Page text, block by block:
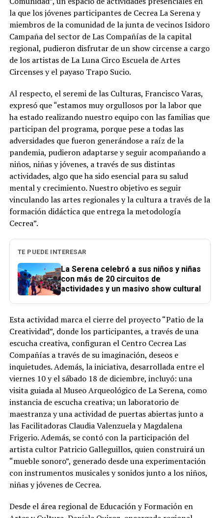
la que los jóvenes participantes de Cecrea La Serena y
miembros de la comunidad de la junta de vecinos Isidoro
Campaña del sector de Las Compañías de la capital
regional, pudieron disfrutar de un show circense a cargo
de los artistas de La Luna Circo Escuela de Artes
Circenses y el payaso Trapo Sucio.
Al respecto, el seremi de las Culturas, Francisco Varas,
expresó que “estamos muy orgullosos por la labor que
ha estado realizando nuestro equipo con las familias que
participan del programa, porque pese a todas las
adversidades que fueron generándose a raíz de la
pandemia, pudieron adaptarse y seguir acompañando a
niños, niñas y jóvenes, a través de sus distintas
actividades, algo que ha sido esencial para su salud
mental y crecimiento. Nuestro objetivo es seguir
vinculando las artes regionales y la cultura a través de la
formación didáctica que entrega la metodología
Cecrea”.
TE PUEDE INTERESAR
La Serena celebró a sus niños y niñas
con más de 20 circuitos de
actividades y un masivo show cultural
Esta actividad marca el cierre del proyecto “Patio de la
Creatividad”, donde los participantes, a través de una
escucha creativa, configuran el Centro Cecrea Las
Compañías a través de su imaginación, deseos e
inquietudes. Además, la iniciativa, desarrollada entre el
viernes 10 y el sábado 18 de diciembre, incluyó: una
visita guiada al Museo Arqueológico de La Serena, como
instancia de escucha creativa; un laboratorio de
maestranza y una actividad de puertas abiertas junto a
las Facilitadoras Claudia Valenzuela y Magdalena
Frigerio. Además, se contó con la participación del
artista cultor Patricio Galleguillos, quien construirá un
“mueble sonoro”, generado desde una experimentación
con instrumentos musicales y sonidos junto a los niños,
niñas y jóvenes de Cecrea.
Desde el área regional de Educación y Formación en